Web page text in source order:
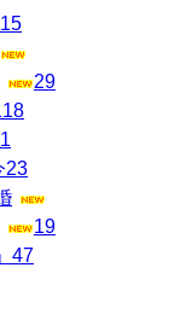
15
29
23
19
47